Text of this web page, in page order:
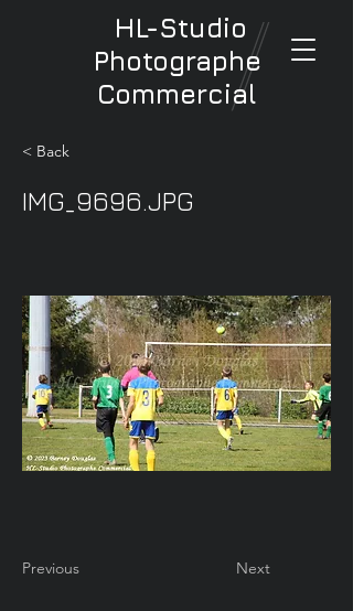
HL-Studio
Photographe
Commercial
< Back
IMG_9696.JPG
Previous Next